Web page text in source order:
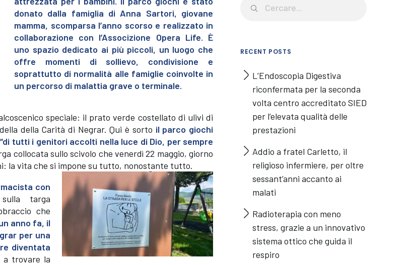
donato dalla famiglia di Anna Sartori, giovane
mamma, scomparsa l’anno scorso e realizzato in
collaborazione con l’Associzione Opera Life. È
uno spazio dedicato ai più piccoli, un luogo che
offre momenti di sollievo, condivisione e
soprattutto di normalità alle famiglie coinvolte in
un percorso di malattia grave o terminale.
speciale: il prato verde costellato di ulivi di
della Carità di Negrar. Qui è sorto il parco giochi
tutti i genitori accolti nella luce di Dio, per sempre
collocata sullo scivolo che venerdì 22 maggio, giorno
la vita che si impone su tutto, nonostante tutto.
con
targa
che
anno fa, il
per una
diventata
a trovare la
RECENT POSTS
L’Endoscopia Digestiva
riconfermata per la seconda
volta centro accreditato SIED
per l’elevata qualità delle
prestazioni
Addio a fratel Carletto, il
religioso infermiere, per oltre
sessant’anni accanto ai
malati
Radioterapia con meno
stress, grazie a un innovativo
sistema ottico che guida il
respiro